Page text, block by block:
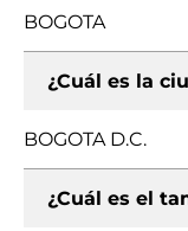
BOGOTA
¿Cuál es la
BOGOTA D.C.
¿Cuál es el